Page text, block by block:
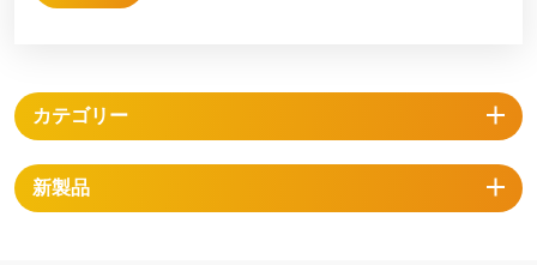
カテゴリー
新製品